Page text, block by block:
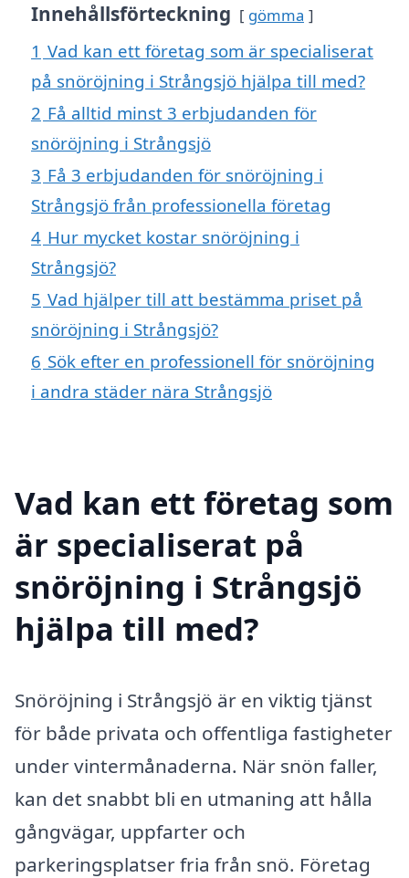
Innehållsförteckning gömma
1 Vad kan ett företag som är specialiserat
på snöröjning i Strångsjö hjälpa till med?
2 Få alltid minst 3 erbjudanden för
snöröjning i Strångsjö
3 Få 3 erbjudanden för snöröjning i
Strångsjö från professionella företag
4 Hur mycket kostar snöröjning i
Strångsjö?
5 Vad hjälper till att bestämma priset på
snöröjning i Strångsjö?
6 Sök efter en professionell för snöröjning
i andra städer nära Strångsjö
Vad kan ett företag som
är specialiserat på
snöröjning i Strångsjö
hjälpa till med?
Snöröjning i Strångsjö är en viktig tjänst
för både privata och offentliga fastigheter
under vintermånaderna. När snön faller,
kan det snabbt bli en utmaning att hålla
gångvägar, uppfarter och
parkeringsplatser fria från snö. Företag